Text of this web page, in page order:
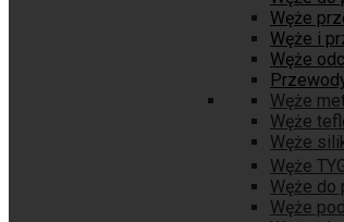
Węże
Węże i
Węże
Węże
Węże
Węże
Węże
Węże do
Węże